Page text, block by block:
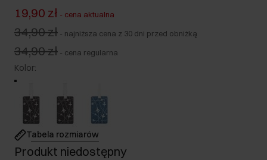
19,90 zł - cena aktualna
34,90 zł - najniższa cena z 30 dni przed obniżką
34,90 zł - cena regularna
Kolor:
Tabela rozmiarów
Produkt niedostępny